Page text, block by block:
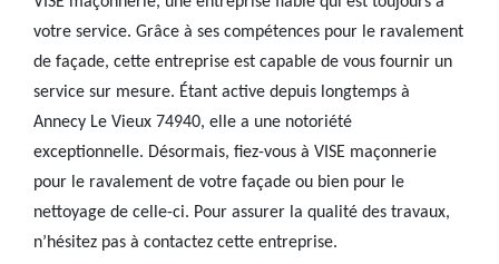
votre service. Grâce à ses compétences pour le ravalement
de façade, cette entreprise est capable de vous fournir un
service sur mesure. Étant active depuis longtemps à
Annecy Le Vieux 74940, elle a une notoriété
exceptionnelle. Désormais, fiez-vous à VISE maçonnerie
pour le ravalement de votre façade ou bien pour le
nettoyage de celle-ci. Pour assurer la qualité des travaux,
n’hésitez pas à contactez cette entreprise.